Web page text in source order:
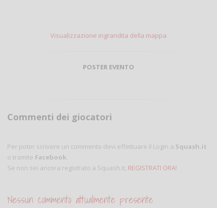
Visualizzazione ingrandita della mappa
POSTER EVENTO
Commenti dei giocatori
Per poter scrivere un commento devi effettuare il Login a Squash.it
o tramite Facebook
Se non sei ancora registrato a Squash.it, REGISTRATI ORA!
Nessun commento attualmente presente